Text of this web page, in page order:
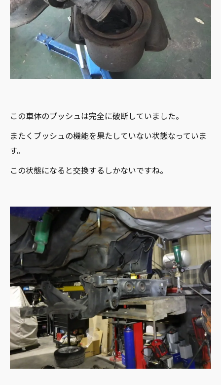
この車体のブッシュは完全に破断していました。
またくブッシュの機能を果たしていない状態なっていま
す。
この状態になると交換するしかないですね。